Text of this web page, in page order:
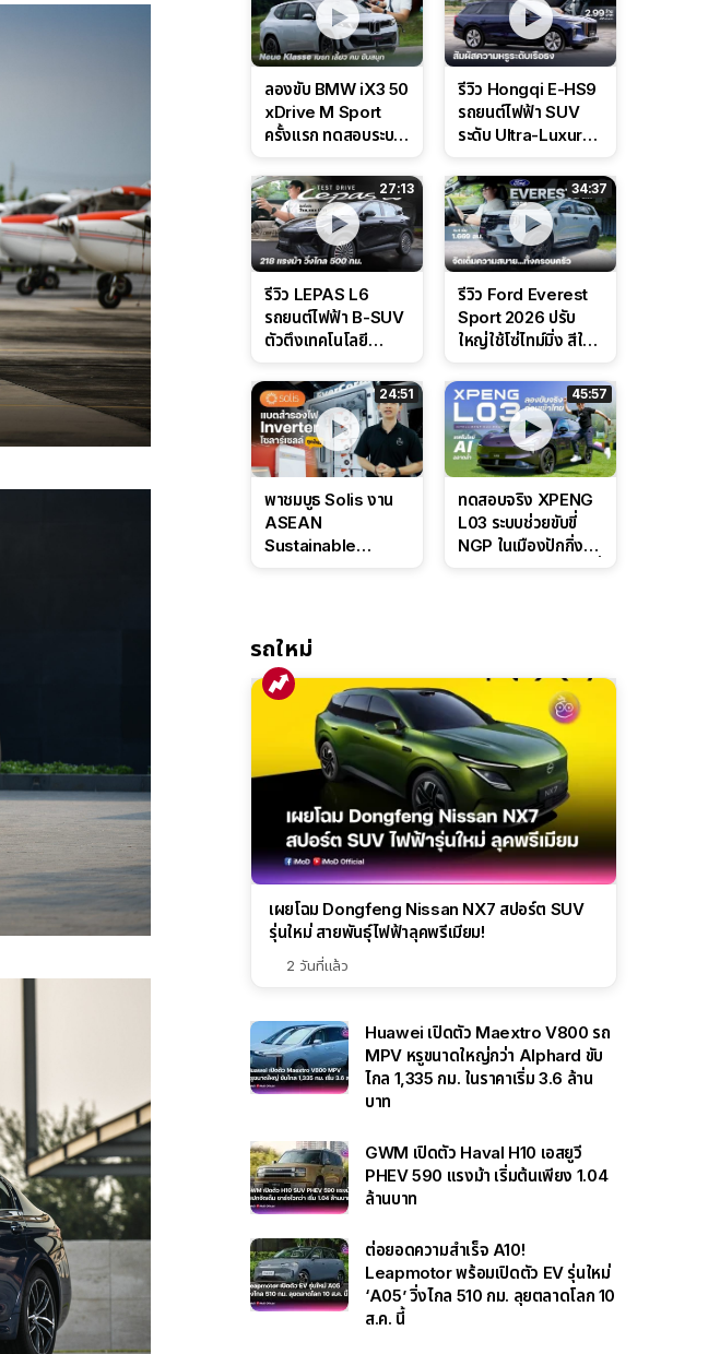
ลองขับ BMW iX3 50
xDrive M Sport
ครั้งแรก ทดสอบระบบ
Performance แบบ
จัดเต็มในสนาม
รีวิว Hongqi E-HS9
รถยนต์ไฟฟ้า SUV
ระดับ Ultra-Luxury
CDC นุ่มหนึบเหนือ
ระดับ
27:13
รีวิว LEPAS L6
รถยนต์ไฟฟ้า B-SUV
ตัวตึงเทคโนโลยี
ล่างหนึบ ลุ้นราคา 7
แสนต้น
34:37
รีวิว Ford Everest
Sport 2026 ปรับ
ใหญ่ใช้โซ่ไทม์มิ่ง สีใหม่
ดุดันสไตล์ครอบครัว
สายลุย
24:51
พาชมบูธ Solis งาน
ASEAN
Sustainable
IntelliHouse และ
EverCORE โซลูชัน
ESS ครบวงจร
45:57
ทดสอบจริง XPENG
L03 ระบบช่วยขับขี่
NGP ในเมืองปักกิ่ง
รถใหม่
เผยโฉม Dongfeng Nissan NX7 สปอร์ต SUV
รุ่นใหม่ สายพันธุ์ไฟฟ้าลุคพรีเมียม!
2 วันที่แล้ว
Huawei เปิดตัว Maextro V800 รถ
MPV หรูขนาดใหญ่กว่า Alphard ขับ
ไกล 1,335 กม. ในราคาเริ่ม 3.6 ล้าน
บาท
GWM เปิดตัว Haval H10 เอสยูวี
PHEV 590 แรงม้า เริ่มต้นเพียง 1.04
ล้านบาท
ต่อยอดความสำเร็จ A10!
Leapmotor พร้อมเปิดตัว EV รุ่นใหม่
‘A05’ วิ่งไกล 510 กม. ลุยตลาดโลก 10
ส.ค. นี้